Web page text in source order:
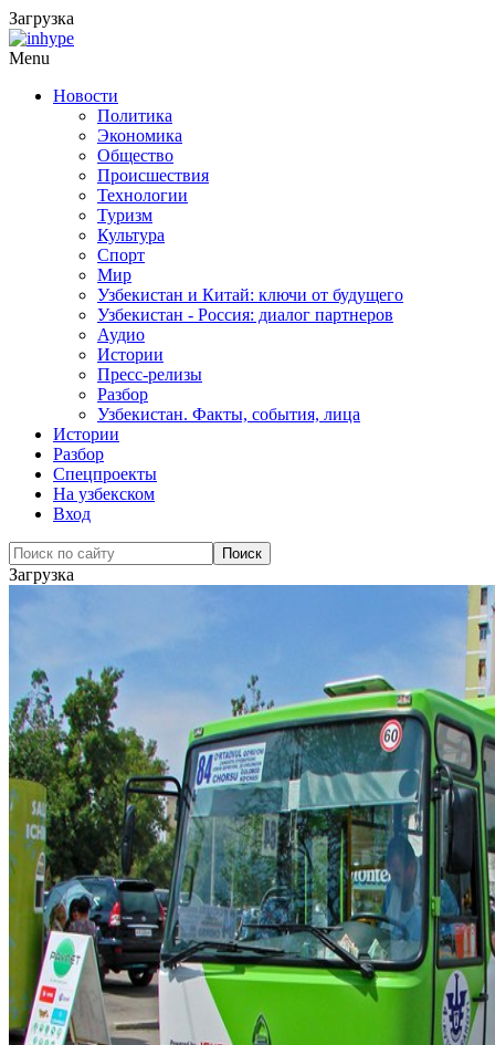
Загрузка
Menu
Новости
Политика
Экономика
Общество
Происшествия
Технологии
Туризм
Культура
Спорт
Мир
Узбекистан и Китай: ключи от будущего
Узбекистан - Россия: диалог партнеров
Аудио
Истории
Пресс-релизы
Разбор
Узбекистан. Факты, события, лица
Истории
Разбор
Спецпроекты
На узбекском
Вход
Загрузка